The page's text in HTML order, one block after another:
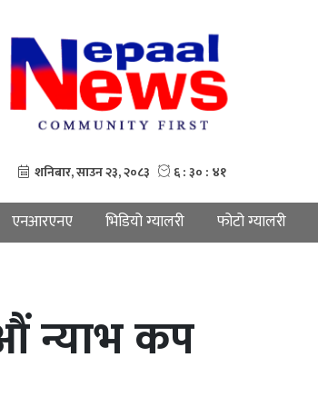
एनआरएनए भिडियो ग्यालरी फोटो ग्यालरी
न्याभ कप